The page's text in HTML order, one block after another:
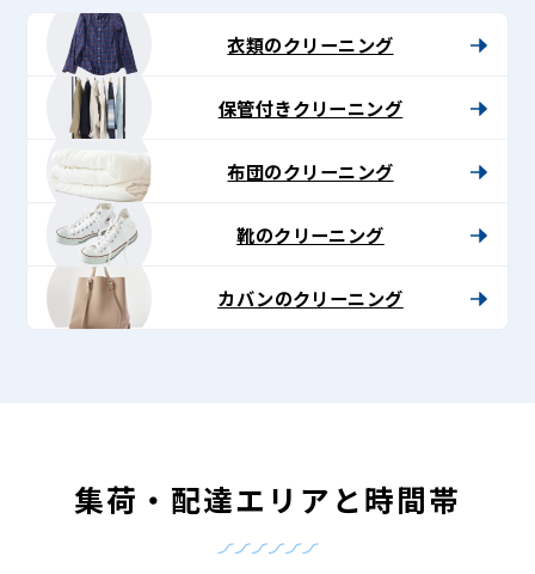
衣類のクリーニング
保管付きクリーニング
布団のクリーニング
靴のクリーニング
カバンのクリーニング
集荷・配達エリアと時間帯